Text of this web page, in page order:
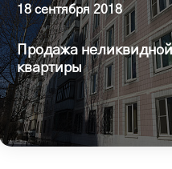
18 сентября 2018
Продажа неликвидной
квартиры